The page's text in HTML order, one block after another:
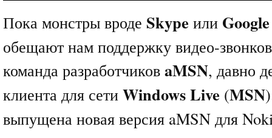
Пока монстры вроде Skype или
обещают нам поддержку видео-
команда разработчиков aMSN, давно
клиента для сети Windows Live (MSN
выпущена новая версия aMSN для